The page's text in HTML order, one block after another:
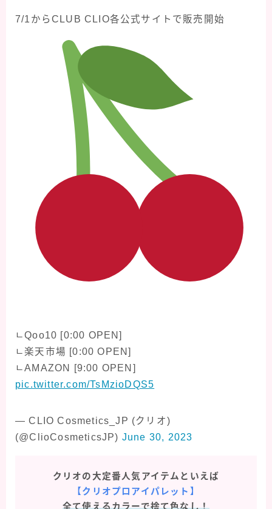
7/1からCLUB CLIO各公式サイトで販売開始
ㄴQoo10 [0:00 OPEN]
ㄴ楽天市場 [0:00 OPEN]
ㄴAMAZON [9:00 OPEN]
pic.twitter.com/TsMzioDQS5
— CLIO Cosmetics_JP (クリオ)
(@ClioCosmeticsJP) June 30, 2023
クリオの大定番人気アイテムといえば
【クリオプロアイパレット】
全て使えるカラーで捨て色なし！